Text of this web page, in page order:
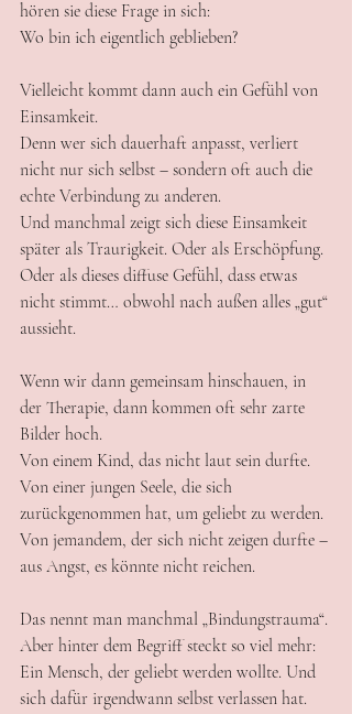
hören sie diese Frage in sich:
Wo bin ich eigentlich geblieben?
Vielleicht kommt dann auch ein Gefühl von
Einsamkeit.
Denn wer sich dauerhaft anpasst, verliert
nicht nur sich selbst – sondern oft auch die
echte Verbindung zu anderen.
Und manchmal zeigt sich diese Einsamkeit
später als Traurigkeit. Oder als Erschöpfung.
Oder als dieses diffuse Gefühl, dass etwas
nicht stimmt… obwohl nach außen alles „gut“
aussieht.
Wenn wir dann gemeinsam hinschauen, in
der Therapie, dann kommen oft sehr zarte
Bilder hoch.
Von einem Kind, das nicht laut sein durfte.
Von einer jungen Seele, die sich
zurückgenommen hat, um geliebt zu werden.
Von jemandem, der sich nicht zeigen durfte –
aus Angst, es könnte nicht reichen.
Das nennt man manchmal „Bindungstrauma“.
Aber hinter dem Begriff steckt so viel mehr:
Ein Mensch, der geliebt werden wollte. Und
sich dafür irgendwann selbst verlassen hat.